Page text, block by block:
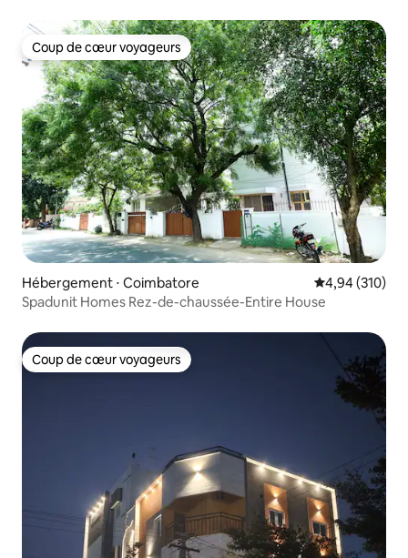
Coup de cœur voyageurs
Coup de cœur voyageurs
Hébergement ⋅ Coimbatore Évaluation
4,94 (310)
Spadunit Homes Rez-de-chaussée-Entire House
Coup de cœur voyageurs
Coup de cœur voyageurs